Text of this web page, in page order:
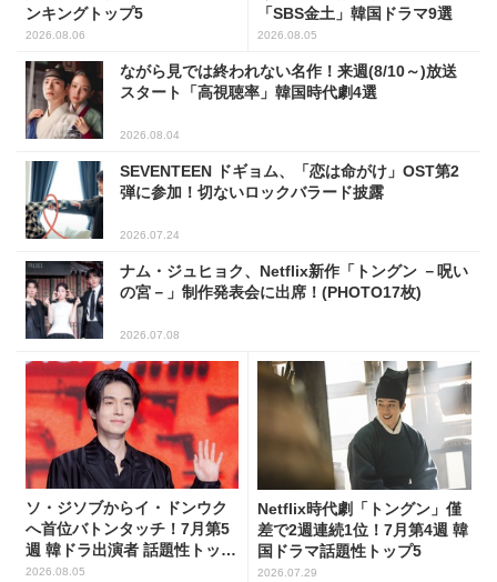
ンキングトップ5
2026.08.06
「SBS金土」韓国ドラマ9選
2026.08.05
ながら見では終われない名作！来週(8/10～)放送
スタート「高視聴率」韓国時代劇4選
2026.08.04
SEVENTEEN ドギョム、「恋は命がけ」OST第2
弾に参加！切ないロックバラード披露
2026.07.24
ナム・ジュヒョク、Netflix新作「トングン －呪い
の宮－」制作発表会に出席！(PHOTO17枚)
2026.07.08
ソ・ジソブからイ・ドンウク
へ首位バトンタッチ！7月第5
週 韓ドラ出演者 話題性トップ
5
2026.08.05
Netflix時代劇「トングン」僅
差で2週連続1位！7月第4週 韓
国ドラマ話題性トップ5
2026.07.29